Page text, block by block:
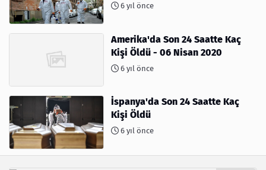
6 yıl önce
Amerika'da Son 24 Saatte Kaç
Kişi Öldü - 06 Nisan 2020
6 yıl önce
İspanya'da Son 24 Saatte Kaç
Kişi Öldü
6 yıl önce